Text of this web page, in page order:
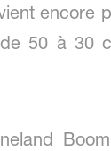
encore
50 à 30